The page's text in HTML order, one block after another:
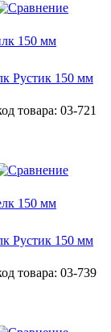
Рустик 150 мм
товара: 03-721
Рустик 150 мм
товара: 03-739